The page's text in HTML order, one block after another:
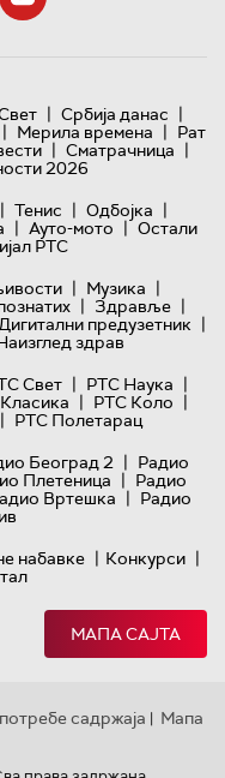
| Србија данас |
| Мерила времена | Рат
| Сматрачница |
2026
| Тенис | Одбојка |
| Ауто-мото | Остали
РТС
| Музика |
| Здравље |
предузетник |
здрав
Свет | РТС Наука |
| РТС Коло |
| РТС Полетарац
Београд 2 | Радио
Плетеница | Радио
Вртешка | Радио
набавке | Конкурси |
МАПА САЈТА
садржаја | Мапа